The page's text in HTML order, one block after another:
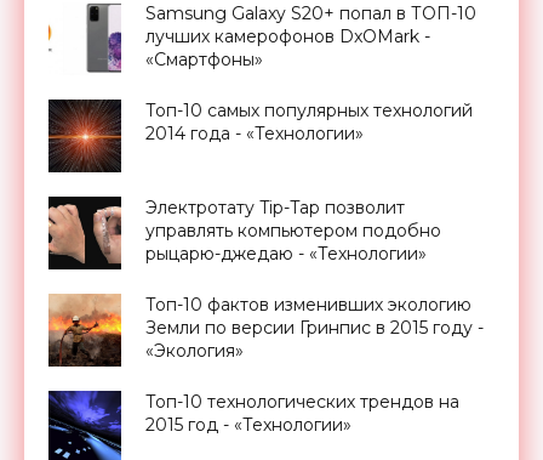
Samsung Galaxy S20+ попал в ТОП-10
лучших камерофонов DxOMark -
«Смартфоны»
Топ-10 самых популярных технологий
2014 года - «Технологии»
Электротату Tip-Tap позволит
управлять компьютером подобно
рыцарю-джедаю - «Технологии»
Топ-10 фактов изменивших экологию
Земли по версии Гринпис в 2015 году -
«Экология»
Топ-10 технологических трендов на
2015 год - «Технологии»